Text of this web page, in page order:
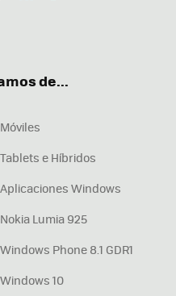
de...
Móviles
Tablets e Híbridos
Aplicaciones Windows
Nokia Lumia 925
Windows Phone 8.1 GDR1
Windows 10